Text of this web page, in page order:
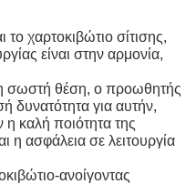
χαρτοκιβώτιο σίτισης,
είναι στην αρμονία,
σωστή θέση, ο προωθητής
δυνατότητα για αυτήν,
καλή ποιότητα της
η ασφάλεια σε λειτουργία
ανοίγοντας